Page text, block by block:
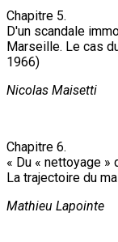
Chapitre 5.
D'un scandale
Marseille. Le cas
1966)
Nicolas Maisetti
Chapitre 6.
« Du « nettoyage
La trajectoire du
Mathieu Lapointe